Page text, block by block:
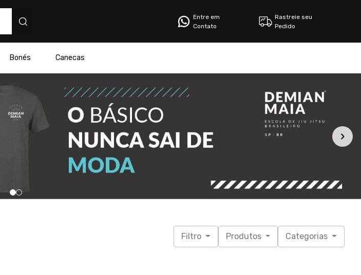
Entre em
Contato
Rastreie seu
Pedido
Bonés Canecas
Filtro Produtos Categorias